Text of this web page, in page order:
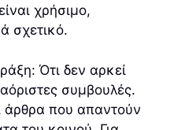
χρήσιμο,
σχετικό.
Ότι δεν αρκεί
συμβουλές.
άρθρα που απαντούν